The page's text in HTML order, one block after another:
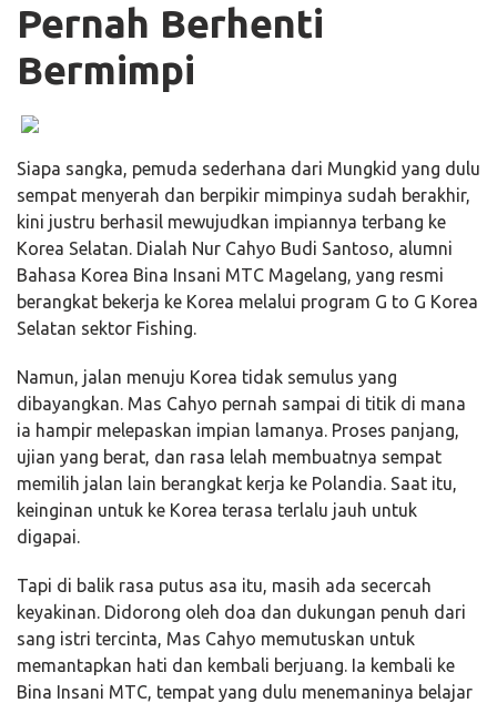
Pernah Berhenti
Bermimpi
Siapa sangka, pemuda sederhana dari Mungkid yang dulu
sempat menyerah dan berpikir mimpinya sudah berakhir,
kini justru berhasil mewujudkan impiannya terbang ke
Korea Selatan. Dialah Nur Cahyo Budi Santoso, alumni
Bahasa Korea Bina Insani MTC Magelang, yang resmi
berangkat bekerja ke Korea melalui program G to G Korea
Selatan sektor Fishing.
Namun, jalan menuju Korea tidak semulus yang
dibayangkan. Mas Cahyo pernah sampai di titik di mana
ia hampir melepaskan impian lamanya. Proses panjang,
ujian yang berat, dan rasa lelah membuatnya sempat
memilih jalan lain berangkat kerja ke Polandia. Saat itu,
keinginan untuk ke Korea terasa terlalu jauh untuk
digapai.
Tapi di balik rasa putus asa itu, masih ada secercah
keyakinan. Didorong oleh doa dan dukungan penuh dari
sang istri tercinta, Mas Cahyo memutuskan untuk
memantapkan hati dan kembali berjuang. Ia kembali ke
Bina Insani MTC, tempat yang dulu menemaninya belajar